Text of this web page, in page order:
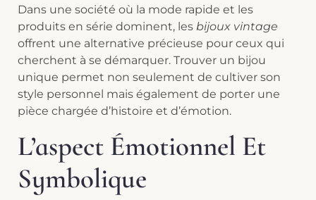
Dans une société où la mode rapide et les
produits en série dominent, les bijoux vintage
offrent une alternative précieuse pour ceux qui
cherchent à se démarquer. Trouver un bijou
unique permet non seulement de cultiver son
style personnel mais également de porter une
pièce chargée d’histoire et d’émotion.
L’aspect Émotionnel Et
Symbolique